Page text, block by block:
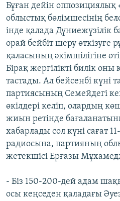
Бұған дейін
облыстық бөлімшесінің
інде қалада Дүниежүзілік
орай бейбіт шеру өткізуге
қаласының әкімшілігіне
Бірақ жергілікті билік
тастады. Ал бейсенбі күні
партиясының Семейдегі
өкілдері келіп, олардың
жиын ретінде
хабарлады сол күні сағат
радиосына, партияның
жетекшісі Ерғазы
- Біз 150-200-дей адам
осы кеңседен қаладағы